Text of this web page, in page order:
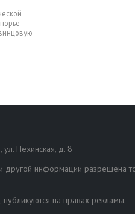
Нехинская, д. 8
другой информации разрешена
, публикуются на правах рекламы.